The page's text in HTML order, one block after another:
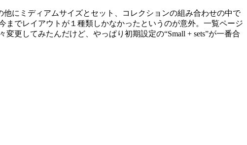
にミディアムサイズとセット、コレクションの組み合わせの中で
でレイアウトが１種類しかなかったというのが意外。一覧ページ
更してみたんだけど、やっぱり初期設定の“Small + sets”が一番合